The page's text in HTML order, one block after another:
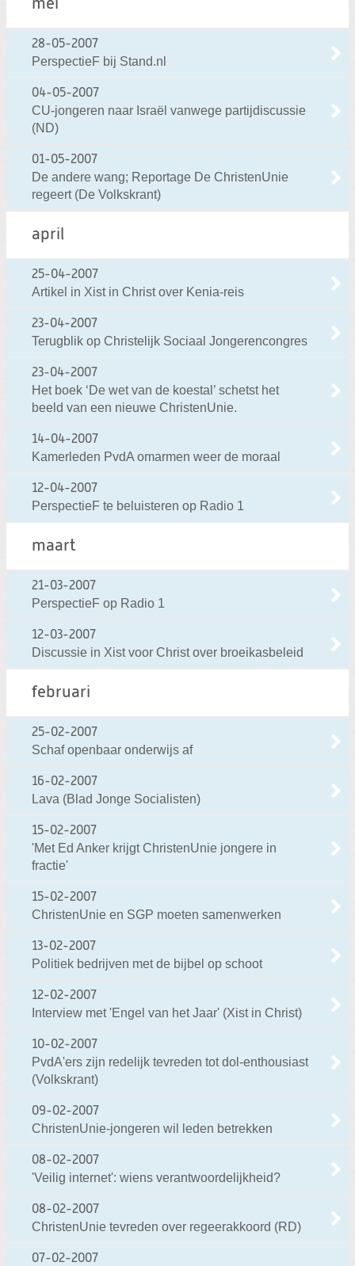
mei
28-05-2007
PerspectieF bij Stand.nl
04-05-2007
CU-jongeren naar Israël vanwege partijdiscussie
(ND)
01-05-2007
De andere wang; Reportage De ChristenUnie
regeert (De Volkskrant)
april
25-04-2007
Artikel in Xist in Christ over Kenia-reis
23-04-2007
Terugblik op Christelijk Sociaal Jongerencongres
23-04-2007
Het boek ‘De wet van de koestal’ schetst het
beeld van een nieuwe ChristenUnie.
14-04-2007
Kamerleden PvdA omarmen weer de moraal
12-04-2007
PerspectieF te beluisteren op Radio 1
maart
21-03-2007
PerspectieF op Radio 1
12-03-2007
Discussie in Xist voor Christ over broeikasbeleid
februari
25-02-2007
Schaf openbaar onderwijs af
16-02-2007
Lava (Blad Jonge Socialisten)
15-02-2007
'Met Ed Anker krijgt ChristenUnie jongere in
fractie'
15-02-2007
ChristenUnie en SGP moeten samenwerken
13-02-2007
Politiek bedrijven met de bijbel op schoot
12-02-2007
Interview met 'Engel van het Jaar' (Xist in Christ)
10-02-2007
PvdA'ers zijn redelijk tevreden tot dol-enthousiast
(Volkskrant)
09-02-2007
ChristenUnie-jongeren wil leden betrekken
08-02-2007
'Veilig internet': wiens verantwoordelijkheid?
08-02-2007
ChristenUnie tevreden over regeerakkoord (RD)
07-02-2007